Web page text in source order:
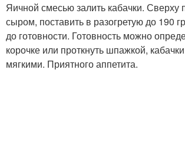
Яичной смесью залить кабачки. Сверху
сыром, поставить в разогретую до 190
до готовности. Готовность можно
корочке или проткнуть шпажкой,
мягкими. Приятного аппетита.